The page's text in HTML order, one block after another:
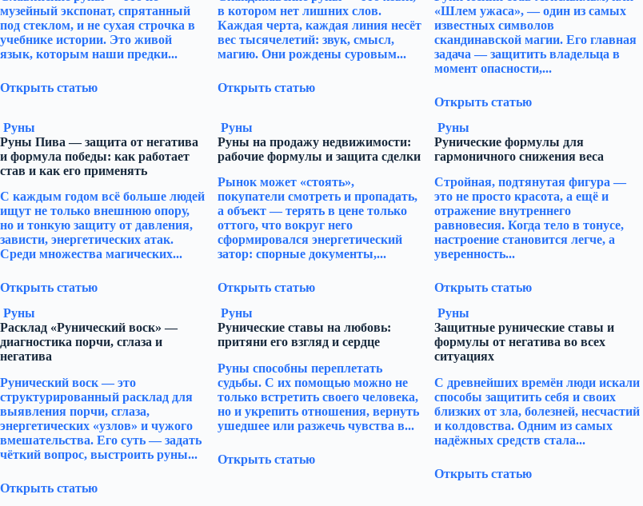
музейный экспонат, спрятанный
под стеклом, и не сухая строчка в
учебнике истории. Это живой
язык, которым наши предки...
Открыть статью
в котором нет лишних слов.
Каждая черта, каждая линия несёт
вес тысячелетий: звук, смысл,
магию. Они рождены суровым...
Открыть статью
«Шлем ужаса», — один из самых
известных символов
скандинавской магии. Его главная
задача — защитить владельца в
момент опасности,...
Открыть статью
Руны
Руны Пива — защита от негатива
и формула победы: как работает
став и как его применять
С каждым годом всё больше людей
ищут не только внешнюю опору,
но и тонкую защиту от давления,
зависти, энергетических атак.
Среди множества магических...
Открыть статью
Руны
Руны на продажу недвижимости:
рабочие формулы и защита сделки
Рынок может «стоять»,
покупатели смотреть и пропадать,
а объект — терять в цене только
оттого, что вокруг него
сформировался энергетический
затор: спорные документы,...
Открыть статью
Руны
Рунические формулы для
гармоничного снижения веса
Стройная, подтянутая фигура —
это не просто красота, а ещё и
отражение внутреннего
равновесия. Когда тело в тонусе,
настроение становится легче, а
уверенность...
Открыть статью
Руны
Расклад «Рунический воск» —
диагностика порчи, сглаза и
негатива
Рунический воск — это
структурированный расклад для
выявления порчи, сглаза,
энергетических «узлов» и чужого
вмешательства. Его суть — задать
чёткий вопрос, выстроить руны...
Открыть статью
Руны
Рунические ставы на любовь:
притяни его взгляд и сердце
Руны способны переплетать
судьбы. С их помощью можно не
только встретить своего человека,
но и укрепить отношения, вернуть
ушедшее или разжечь чувства в...
Открыть статью
Руны
Защитные рунические ставы и
формулы от негатива во всех
ситуациях
С древнейших времён люди искали
способы защитить себя и своих
близких от зла, болезней, несчастий
и колдовства. Одним из самых
надёжных средств стала...
Открыть статью